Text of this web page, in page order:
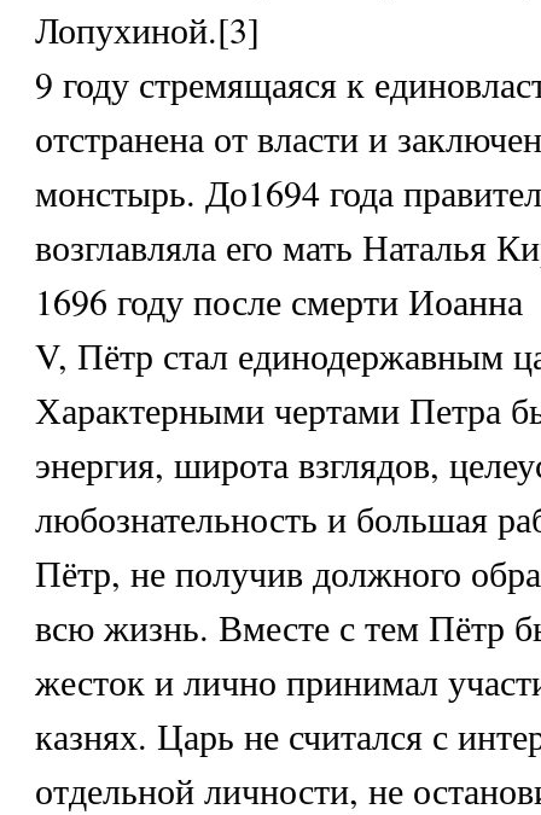
Лопухиной.[3]
9 году стремящаяся к
отстранена от власти и
монстырь. До1694 года
возглавляла его мать Наталья
1696 году после смерти Иоанна
V, Пётр стал единодержавным
Характерными чертами Петра
энергия, широта взглядов,
любознательность и большая
Пётр, не получив должного
всю жизнь. Вместе с тем Пётр
жесток и лично принимал
казнях. Царь не считался с
отдельной личности, не